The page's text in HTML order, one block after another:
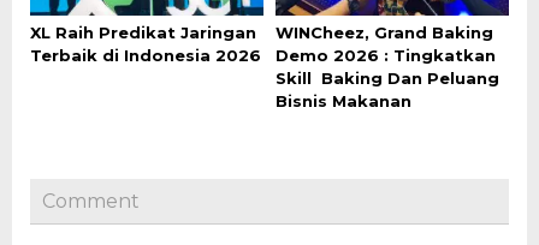
XL Raih Predikat Jaringan
Terbaik di Indonesia 2026
WINCheez, Grand Baking
Demo 2026 : Tingkatkan
Skill Baking Dan Peluang
Bisnis Makanan
Comment